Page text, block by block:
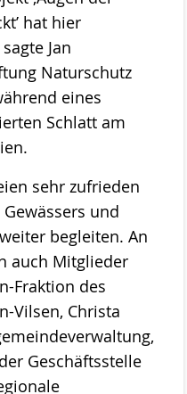
in NW-
Diepholz
hat hier
Jan
Naturschutz
eines
Schlatt am
sehr zufrieden
und
begleiten. An
auch Mitglieder
Fraktion des
Vilsen, Christa
Geschäftsstelle